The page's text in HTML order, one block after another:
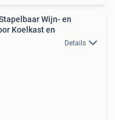
Wijn- en
Koelkast en
Details